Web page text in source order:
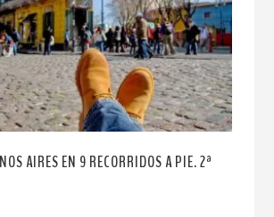
AIRES EN 9 RECORRIDOS A PIE. 2ª